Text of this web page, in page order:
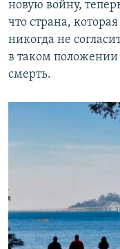
новую войну,
что страна,
никогда не
в таком положении
смерть.